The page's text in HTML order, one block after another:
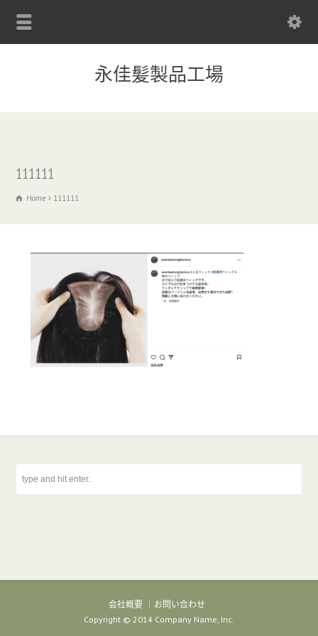
永佳髪製品工場
111111
Home 111111
会社概要
お問い合わせ
Copyright © 2014 Company Name, Inc.